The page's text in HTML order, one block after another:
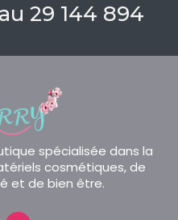
29 144 894
spécialisée dans la
cosmétiques, de
et de bien être.